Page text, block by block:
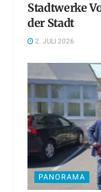
Stadtwerke
der Stadt
2. JULI 2026
PANORAMA